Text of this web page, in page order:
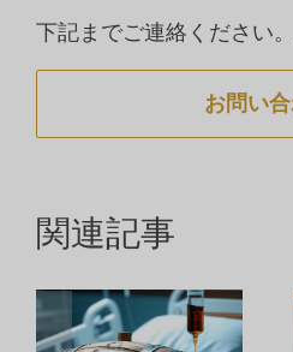
下記までご連絡ください
お問い
関連記事